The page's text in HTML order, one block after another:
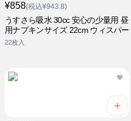
¥858(税込¥943.8)
うすさら吸水 30cc 安心の少量用 昼
用ナプキンサイズ 22cm ウィスパー
22枚入